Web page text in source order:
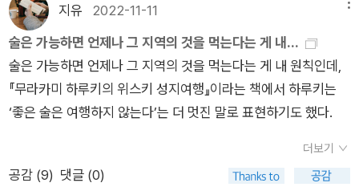
지유 2022-11-11
술은 가능하면 언제나 그 지역의 것을 먹는다는 게 내...
술은 가능하면 언제나 그 지역의 것을 먹는다는 게 내 원칙인데,
『무라카미 하루키의 위스키 성지여행』이라는 책에서 하루키는
‘좋은 술은 여행하지 않는다’는 더 멋진 말로 표현하기도 했다.
더보기
공감 (9) 댓글 (0)